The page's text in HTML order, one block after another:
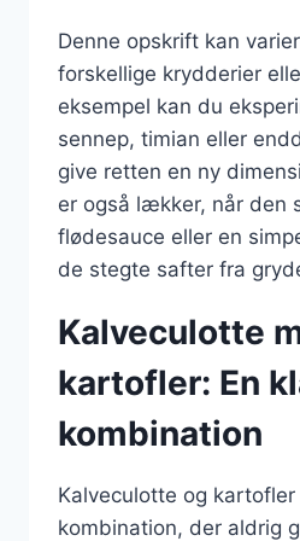
Denne opskrift kan
forskellige krydderier
eksempel kan du
sennep, timian eller
give retten en ny
er også lækker, når den
flødesauce eller en
de stegte safter fra
Kalveculotte
kartofler: En
kombination
Kalveculotte og
kombination, der aldrig